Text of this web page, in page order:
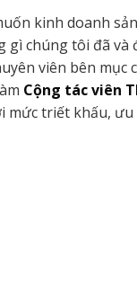
kinh doanh
gì chúng tôi đã và
viên bên mục
Cộng tác viên
mức triết khấu, ưu